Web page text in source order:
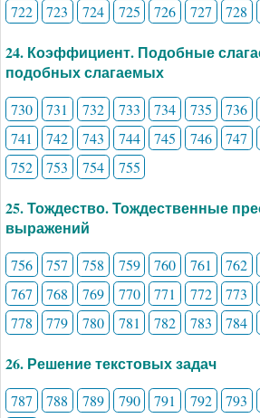
722
723 724 725 726 727 728
24. Коэффициент. Подобные
подобных слагаемых
730 731 732 733 734 735 736
741
742 743 744 745 746 747
752
753 754 755
25. Тождество. Тождественные
выражений
756 757 758 759 760 761 762
767
768 769 770 771 772 773
778
779 780 781 782 783 784
26. Решение текстовых задач
787 788 789 790 791 792 793